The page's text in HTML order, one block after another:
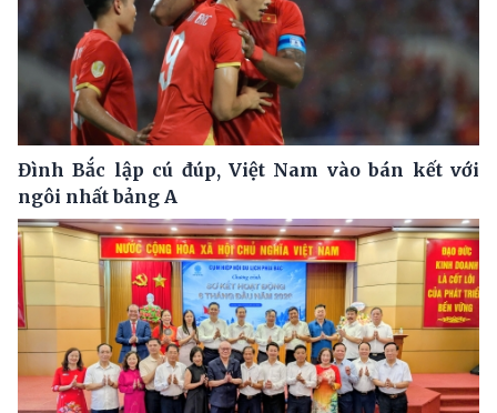
Đình Bắc lập cú đúp, Việt Nam vào bán kết với
ngôi nhất bảng A